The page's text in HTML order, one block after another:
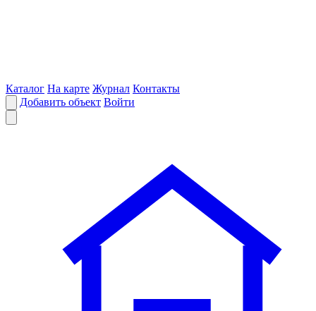
Каталог На карте Журнал Контакты
Добавить объект Войти